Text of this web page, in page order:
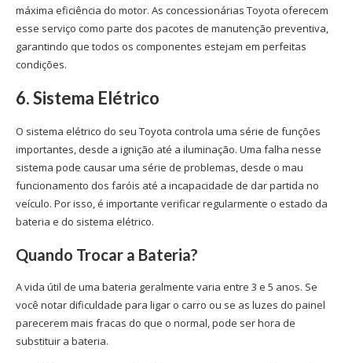
máxima eficiência do motor. As concessionárias Toyota oferecem
esse serviço como parte dos pacotes de manutenção preventiva,
garantindo que todos os componentes estejam em perfeitas
condições.
6. Sistema Elétrico
O sistema elétrico do seu Toyota controla uma série de funções
importantes, desde a ignição até a iluminação. Uma falha nesse
sistema pode causar uma série de problemas, desde o mau
funcionamento dos faróis até a incapacidade de dar partida no
veículo. Por isso, é importante verificar regularmente o estado da
bateria e do sistema elétrico.
Quando Trocar a Bateria?
A vida útil de uma bateria geralmente varia entre 3 e 5 anos. Se
você notar dificuldade para ligar o carro ou se as luzes do painel
parecerem mais fracas do que o normal, pode ser hora de
substituir a bateria.